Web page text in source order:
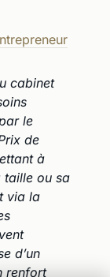
cabinet
le
de
à
taille ou sa
via la
d’un
renfort